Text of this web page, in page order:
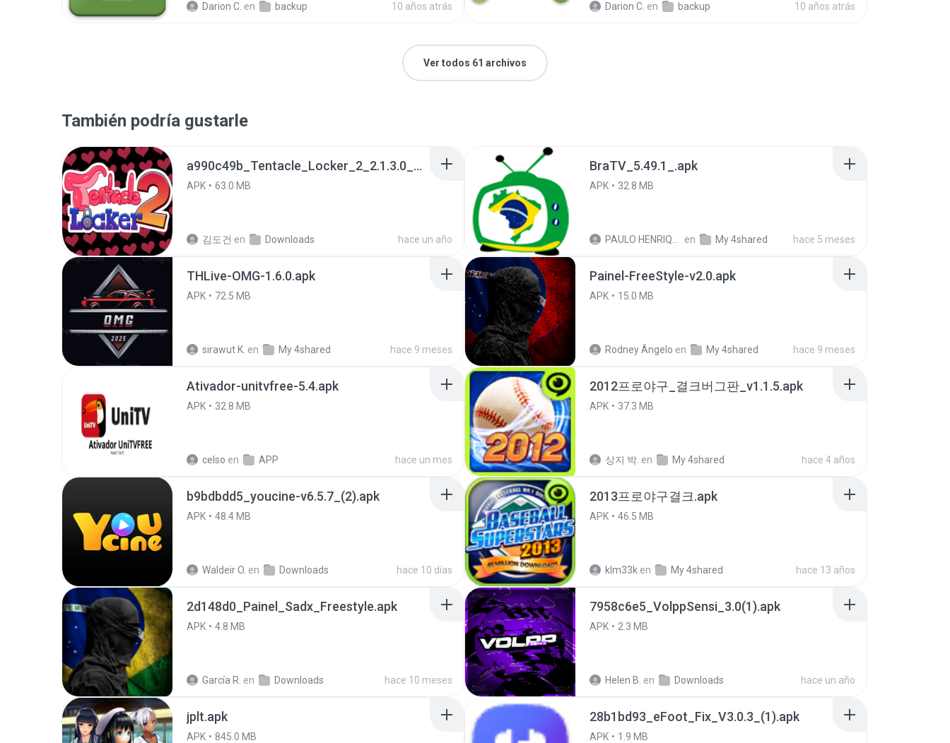
Darion C. en backup 10 años atrás Darion C. en backup 10 años atrás
Ver todos 61 archivos
También podría gustarle
a990c49b_Tentacle_Locker_2_2.1.3.0_APKPure (1).apk
APK 63.0 MB
김도건 en Downloads hace un año
BraTV_5.49.1_.apk
APK 32.8 MB
en My 4shared hace 5 meses
THLive-OMG-1.6.0.apk
APK 72.5 MB
sirawut K. en My 4shared hace 9 meses
Painel-FreeStyle-v2.0.apk
APK 15.0 MB
Rodney Ângelo en My 4shared hace 9 meses
Ativador-unitvfree-5.4.apk
APK 32.8 MB
celso en APP hace un mes
2012프로야구_결크버그판_v1.1.5.apk
APK 37.3 MB
상지 박. en My 4shared hace 4 años
b9bdbdd5_youcine-v6.5.7_(2).apk
APK 48.4 MB
Waldeir O. en Downloads hace 10 días
2013프로야구결크.apk
APK 46.5 MB
klm33k en My 4shared hace 13 años
2d148d0_Painel_Sadx_Freestyle.apk
APK 4.8 MB
García R. en Downloads hace 10 meses
7958c6e5_VolppSensi_3.0(1).apk
APK 2.3 MB
Helen B. en Downloads hace un año
jplt.apk
APK 845.0 MB
28b1bd93_eFoot_Fix_V3.0.3_(1).apk
APK 1.9 MB